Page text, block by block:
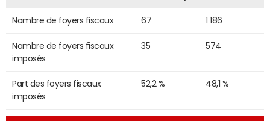
Nombre de foyers fiscaux 67 1 186
Nombre de foyers fiscaux
imposés
35 574
Part des foyers fiscaux
imposés
52,2 % 48,1 %